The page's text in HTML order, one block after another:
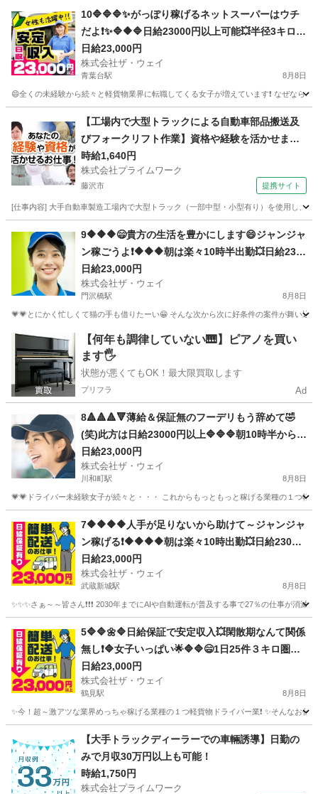
ドライバー 積み込み
10🔷🔷🔷✨がっぽり稼げるネットスーパーはウチ
だよ❗️✨🔷🔶🔷日給23000円以上可能💥半径3キロエ
リアで1日25件前後配るだけ❗️💛
日給23,000円
株式会社ザ・ウェイ
青葉台駅 8月8日
😄全くの未経験から続々と軽貨物業界に転職してくる女子が増えています❗️ なぜなら
青葉台駅 配送 ネットスーパー
【工場内で大型トラックによる自動車部品搬送及
びフォークリフト作業】資格や経験を活かせま
す！
時給1,640円
株式会社プライムワーク
藤沢市 提携サイト
[仕事内容] 大手自動車製造工場内で大型トラック（一部中型・小型有り）を使用
ドライバー
9🔶🔶🔶😄貴方の生活を豊かにします😄ジャンジャ
ン稼ごうよ❗️🔶🔶🔶朝は楽々10時半出勤💥日給230
00円以上❗️事業拡大につき大量募集❗️❗️❗️
日給23,000円
株式会社ザ・ウェイ
門沢橋駅 8月8日
💗💗とにかく忙しくて猫の手も借りたーい😁 そんな次から次に好条件の案件が舞い
神奈川 門沢橋駅 配送 ネットスーパー
【何年も調律していない🎹】ピアノを買い
ます🖐️
状態が悪くてもOK！最大限買取します
プリフラ Ad
8🔺🔺🔺🔻薄給＆保証無のフーデリもう辞めて🤣
(笑)此方は日給23000円以上🔷🔷🔷朝10時半から出
勤❗️弊社は週休２日🌸安定収入で女子いっぱい🎉さ
ぁ～集まれ～🎵
日給23,000円
株式会社ザ・ウェイ
川和町駅 8月8日
💗💗ドライバー未経験女子が続々と・・・ これからもっともっと稼げる業種の１つ軽
川和町駅 配送 ネットスーパー
7🔶🔶🔶🔶人手が足りないから助けて～ジャンジャ
ン稼げる❗️🔶🔶🔶🔶朝は楽々10時出勤💥日給23000
円以上❗️事業拡大につき大量募集❗️❗️❗️
日給23,000円
株式会社ザ・ウェイ
武蔵新城駅 8月8日
✨✨✨さぁ～～皆さん❗️❗️❗️ 2030年までにAIや自動運転が普及する事で27％の仕事が消
武蔵新城駅 配送 ネットスーパー
5🔷🔷🌼🔷日給保証で安定収入💥閑散期なんて関係
無し❗🔷女子いっぱい🌟🔷🔷😄1日25件３キロ圏内
の配送❗️朝10：30出勤で2.3万円以上を楽々GET✨
✨✨
日給23,000円
株式会社ザ・ウェイ
鶴見駅 8月8日
✨今！超～激アツな業界めっちゃ稼げる業種の１つ軽貨物ドライバー業❗️ ✨そんなお
鶴見駅 配送 ネットスーパー
【大手トラックディーラーでの車輛誘導】日勤の
みで月収30万円以上も可能！
時給1,750円
株式会社プライムワーク